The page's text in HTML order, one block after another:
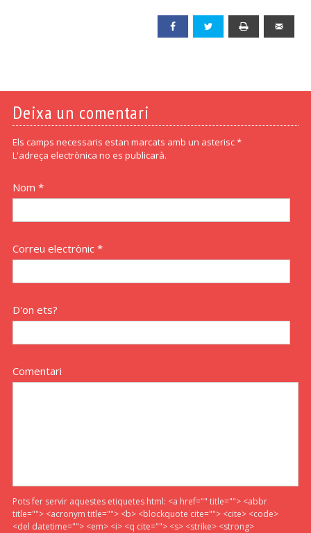
Facebook Twitter
Deixa un comentari
Els camps necessaris estan marcats amb un asterisc *
L'adreça electrònica no es publicarà.
Nom *
Correu electrònic *
D'on ets?
Comentari
Pots fer servir aquestes etiquetes html: <a href="" title=""> <abbr
title=""> <acronym title=""> <b> <blockquote cite=""> <cite> <code>
<del datetime=""> <em> <i> <q cite=""> <s> <strike> <strong>